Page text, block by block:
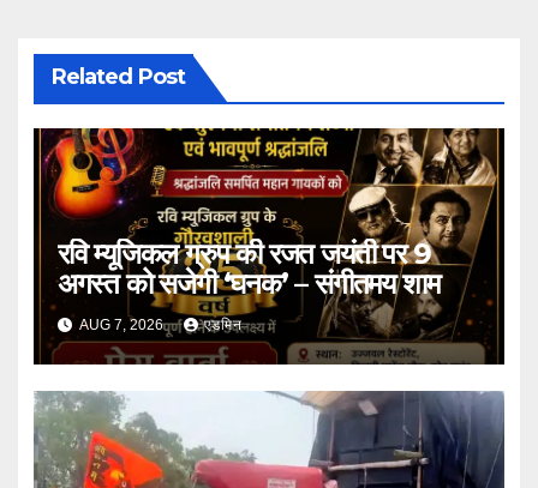
Related Post
रवि म्यूजिकल ग्रुप की रजत जयंती पर 9
अगस्त को सजेगी ‘घनक’ – संगीतमय शाम
AUG 7, 2026 एडमिन